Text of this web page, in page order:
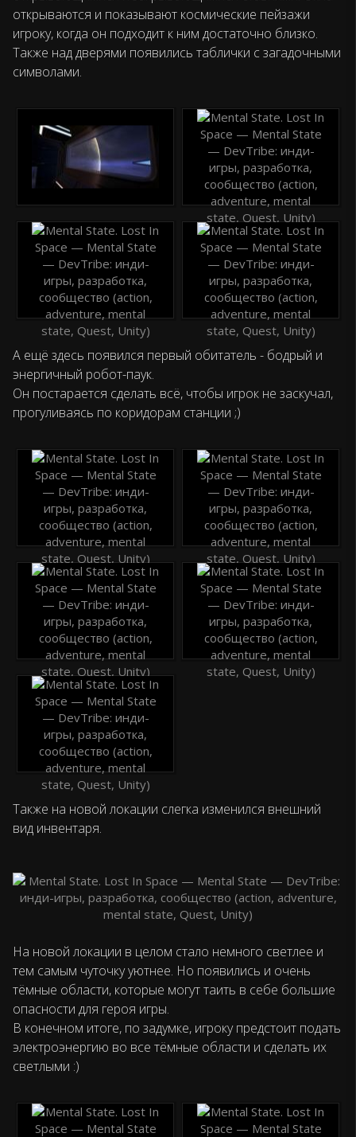
открываются и показывают космические пейзажи
игроку, когда он подходит к ним достаточно близко.
Также над дверями появились таблички с загадочными
символами.
А ещё здесь появился первый обитатель - бодрый и
энергичный робот-паук.
Он постарается сделать всё, чтобы игрок не заскучал,
прогуливаясь по коридорам станции ;)
Также на новой локации слегка изменился внешний
вид инвентаря.
На новой локации в целом стало немного светлее и
тем самым чуточку уютнее. Но появились и очень
тёмные области, которые могут таить в себе большие
опасности для героя игры.
В конечном итоге, по задумке, игроку предстоит подать
электроэнергию во все тёмные области и сделать их
светлыми :)